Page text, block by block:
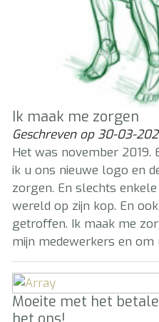
Ik maak me zorgen
Geschreven op30-03-
Het was november
ik u ons nieuwe logo en
zorgen. En slechts
wereld op zijn kop. En
getroffen. Ik maak me
mijn medewerkers en om
Moeite met het